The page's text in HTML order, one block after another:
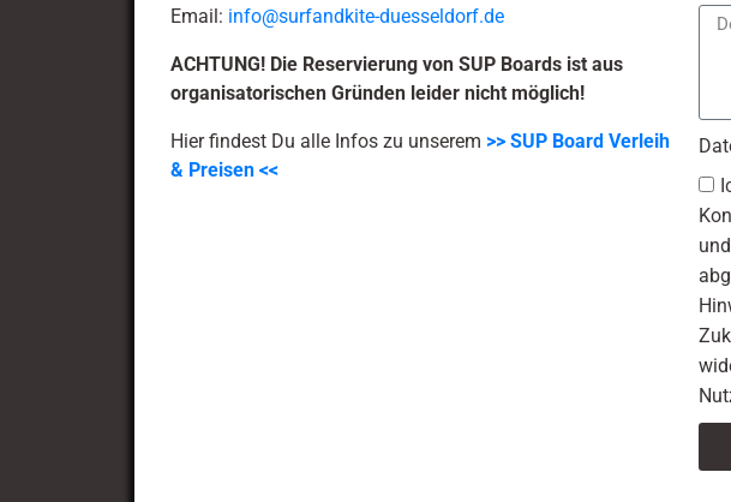
Email: info@surfandkite-duesseldorf.de
ACHTUNG! Die Reservierung von SUP Boards ist aus
organisatorischen Gründen leider nicht möglich!
Hier findest Du alle Infos zu unserem >> SUP Board Verleih
& Preisen <<